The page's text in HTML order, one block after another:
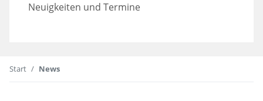
Neuigkeiten und Termine
Start News